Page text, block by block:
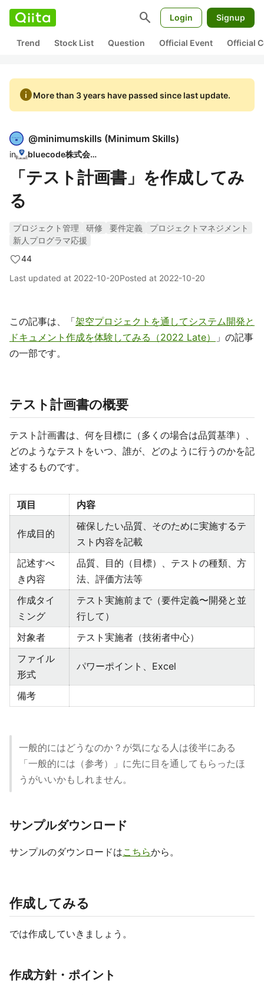
search Login Signup
Trend Stock List Question Official Event Official
infoMore than 3 years have passed since last update.
@minimumskills (Minimum Skills)
in bluecode株式会社
「テスト計画書」を作成してみ
る
プロジェクト管理 研修 要件定義
プロジェクトマネジメント
新人プログラマ応援
44
Last updated at 2022-10-20Posted at 2022-10-20
この記事は、「架空プロジェクトを通してシステム開発と
ドキュメント作成を体験してみる（2022 Late）
」の記事
の一部です。
テスト計画書の概要
テスト計画書は、何を目標に（多くの場合は品質基準）、
どのようなテストをいつ、誰が、どのように行うのかを記
述するものです。
項目 内容
作成目的
確保したい品質、そのために実施するテ
スト内容を記載
記述すべ
き内容
品質、目的（目標）、テストの種類、方
法、評価方法等
作成タイ
ミング
テスト実施前まで（要件定義〜開発と並
行して）
対象者
テスト実施者（技術者中心）
ファイル
形式
パワーポイント、Excel
備考
一般的にはどうなのか？が気になる人は後半にある
「一般的には（参考）」に先に目を通してもらったほ
うがいいかもしれません。
サンプルダウンロード
サンプルのダウンロードはこちらから。
作成してみる
では作成していきましょう。
作成方針・ポイント